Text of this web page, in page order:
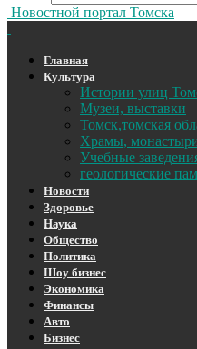
Новостной портал Томска
Главная
Культура
Истории улиц
Музеи, выставки
Томск,томская
Храмы,
Учебные
геологические
Новости
Здоровье
Наука
Общество
Политика
Шоу бизнес
Экономика
Финансы
Авто
Бизнес